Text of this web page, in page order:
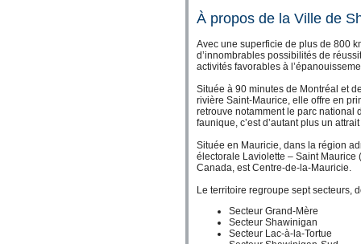
À propos de la Ville de
Avec une superficie de plus de 800
d’innombrables possibilités de
activités favorables à
Située à 90 minutes de Montréal et
rivière Saint-Maurice, elle offre en
retrouve notamment le parc national
faunique, c’est d’autant plus un
Située en Mauricie, dans la région
électorale Laviolette – Saint Maurice
Canada, est Centre-de-la-Mauricie.
Le territoire regroupe sept secteurs,
Secteur Grand-Mère
Secteur Shawinigan
Secteur Lac-à-la-Tortue